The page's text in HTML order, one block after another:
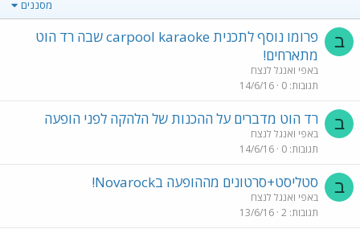
מסננים
ב
פרומו נוסף לתכנית carpool karaoke שבה רד הוט
מתארחים!
באפי ואנגל לנצח
תגובות 0
14/6/16
ב רד הוט מדברים על ההכנות של הלהקה לפני הופעה
באפי ואנגל לנצח
תגובות 0
14/6/16
ב סטליסט+סרטונים מההופעה בNovarock!
באפי ואנגל לנצח
תגובות 2
13/6/16